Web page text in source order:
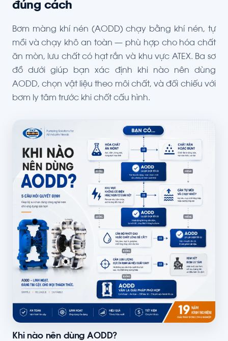
đúng cách
Bơm màng khí nén (AODD) chạy bằng khí nén, tự
mồi và chạy khô an toàn — phù hợp cho hóa chất
ăn mòn, lưu chất có hạt rắn và khu vực ATEX. Ba sơ
đồ dưới giúp bạn xác định khi nào nên dùng
AODD, chọn vật liệu theo môi chất, và đối chiếu với
bơm ly tâm trước khi chốt cấu hình.
Khi nào nên dùng AODD?